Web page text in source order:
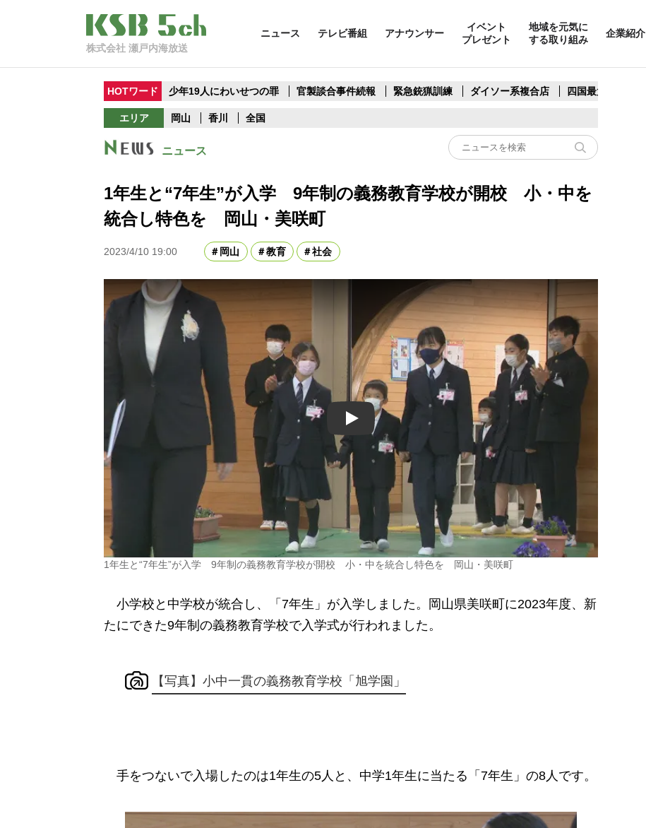
株式会社 瀬戸内海放送
ニュース テレビ番組 アナウンサー
イベント
プレゼント
地域を元気に
する取り組み
企業紹介
HOTワード 少年19人にわいせつの罪 官製談合事件続報 緊急銃猟訓練 ダイソー系複合店 四国最大スリコ
エリア 岡山 香川 全国
ニュース
1年生と“7年生”が入学 9年制の義務教育学校が開校 小・中を
統合し特色を 岡山・美咲町
2023/4/10 19:00 岡山 教育 社会
Play
1年生と“7年生”が入学 9年制の義務教育学校が開校 小・中を統合し特色を 岡山・美咲町
小学校と中学校が統合し、「7年生」が入学しました。岡山県美咲町に2023年度、新
たにできた9年制の義務教育学校で入学式が行われました。
【写真】小中一貫の義務教育学校「旭学園」
手をつないで入場したのは1年生の5人と、中学1年生に当たる「7年生」の8人です。